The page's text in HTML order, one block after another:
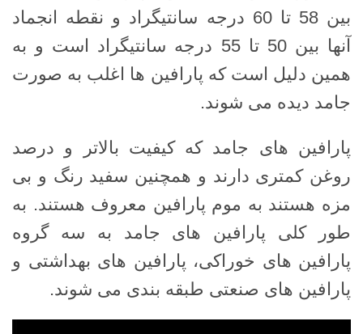
بین 58 تا 60 درجه سانتیگراد و نقطه انجماد
آنها بین 50 تا 55 درجه سانتیگراد است و به
همین دلیل است که پارافین ها اغلب به صورت
جامد دیده می شوند.
پارافین های جامد که کیفیت بالاتر و درصد
روغن کمتری دارند و همچنین سفید رنگ و بی
مزه هستند به موم پارافین معروف هستند. به
طور کلی پارافین های جامد به سه گروه
پارافین های خوراکی، پارافین های بهداشتی و
پارافین های صنعتی طبقه بندی می شوند.